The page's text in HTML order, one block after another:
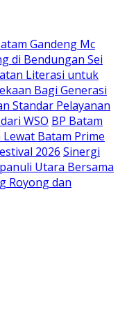
Gandeng Mc
di Bendungan Sei
Literasi untuk
Bagi Generasi
Standar Pelayanan
WSO BP Batam
Batam Prime
2026 Sinergi
Utara Bersama
Royong dan